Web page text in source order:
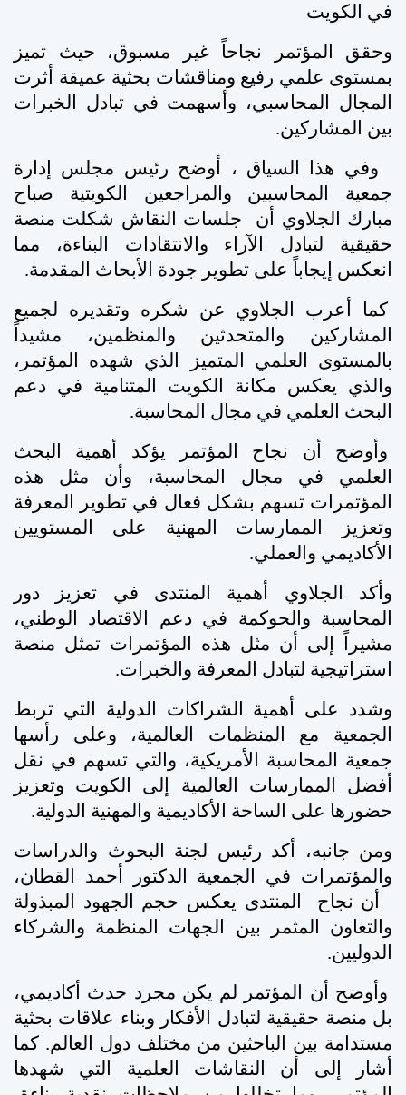
في الكويت
وحقق المؤتمر نجاحاً غير مسبوق، حيث تميز
بمستوى علمي رفيع ومناقشات بحثية عميقة أثرت
المجال المحاسبي، وأسهمت في تبادل الخبرات
بين المشاركين.
وفي هذا السياق ، أوضح رئيس مجلس إدارة
جمعية المحاسبين والمراجعين الكويتية صباح
مبارك الجلاوي أن جلسات النقاش شكلت منصة
حقيقية لتبادل الآراء والانتقادات البناءة، مما
انعكس إيجاباً على تطوير جودة الأبحاث المقدمة.
كما أعرب الجلاوي عن شكره وتقديره لجميع
المشاركين والمتحدثين والمنظمين، مشيداً
بالمستوى العلمي المتميز الذي شهده المؤتمر،
والذي يعكس مكانة الكويت المتنامية في دعم
البحث العلمي في مجال المحاسبة.
وأوضح أن نجاح المؤتمر يؤكد أهمية البحث
العلمي في مجال المحاسبة، وأن مثل هذه
المؤتمرات تسهم بشكل فعال في تطوير المعرفة
وتعزيز الممارسات المهنية على المستويين
الأكاديمي والعملي.
وأكد الجلاوي أهمية المنتدى في تعزيز دور
المحاسبة والحوكمة في دعم الاقتصاد الوطني،
مشيراً إلى أن مثل هذه المؤتمرات تمثل منصة
استراتيجية لتبادل المعرفة والخبرات.
وشدد على أهمية الشراكات الدولية التي تربط
الجمعية مع المنظمات العالمية، وعلى رأسها
جمعية المحاسبة الأمريكية، والتي تسهم في نقل
أفضل الممارسات العالمية إلى الكويت وتعزيز
حضورها على الساحة الأكاديمية والمهنية الدولية.
ومن جانبه، أكد رئيس لجنة البحوث والدراسات
والمؤتمرات في الجمعية الدكتور أحمد القطان،
أن نجاح المنتدى يعكس حجم الجهود المبذولة
والتعاون المثمر بين الجهات المنظمة والشركاء
الدوليين.
وأوضح أن المؤتمر لم يكن مجرد حدث أكاديمي،
بل منصة حقيقية لتبادل الأفكار وبناء علاقات بحثية
مستدامة بين الباحثين من مختلف دول العالم. كما
أشار إلى أن النقاشات العلمية التي شهدها